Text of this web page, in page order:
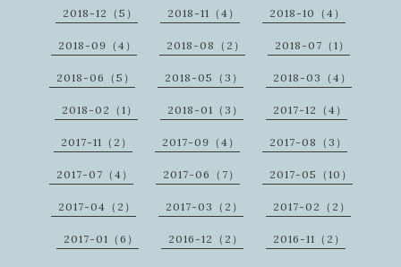
2018-12（5） 2018-11（4） 2018-10（4）
2018-09（4） 2018-08（2） 2018-07（1）
2018-06（5） 2018-05（3） 2018-03（4）
2018-02（1） 2018-01（3） 2017-12（4）
2017-11（2） 2017-09（4） 2017-08（3）
2017-07（4） 2017-06（7） 2017-05（10）
2017-04（2） 2017-03（2） 2017-02（2）
2017-01（6） 2016-12（2） 2016-11（2）